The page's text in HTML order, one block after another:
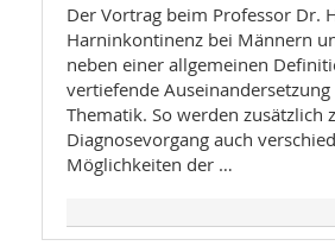
Der Vortrag beim Professor Dr.
Harninkontinenz bei Männern
neben einer allgemeinen
vertiefende
Thematik. So werden zusätzlich
Diagnosevorgang auch
Möglichkeiten der …